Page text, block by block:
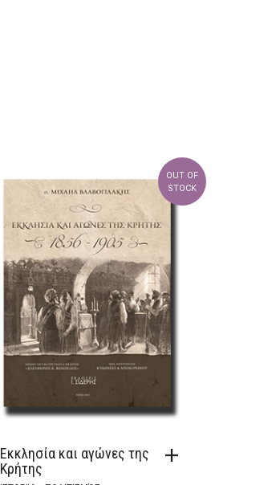
OUT OF
STOCK
Εκκλησία και αγώνες της
Κρήτης